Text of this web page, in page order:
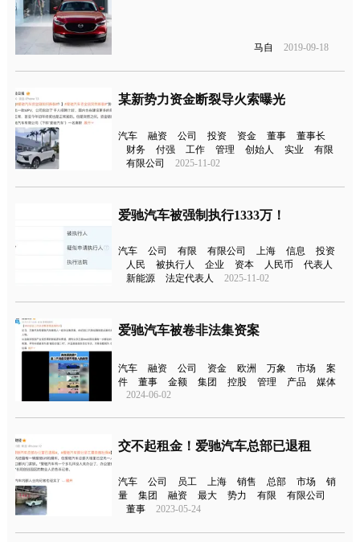
马自 2019-09-18
某新势力资金断裂导火索曝光
汽车 融资 公司 投资 资金 董事
董事长
财务
付强 工作 管理 创始人 实业
有限
有限公司
2025-11-02
爱驰汽车被强制执行1333万！
汽车 公司 有限 有限公司 上海 信息
投资
人民
被执行人 企业 资本 人民币
代表人
新能源
法定代表人 2025-11-02
爱驰汽车被卷非法集资案
汽车 融资 公司 资金 欧洲 万象 市场
案
件
董事 金额 集团 控股 管理 产品
媒体
2024-06-02
交不起租金！爱驰汽车总部已退租
汽车 公司 员工 上海 销售 总部 市场
销
量
集团 融资 最大 势力 有限
有限公司
董事
2023-05-24